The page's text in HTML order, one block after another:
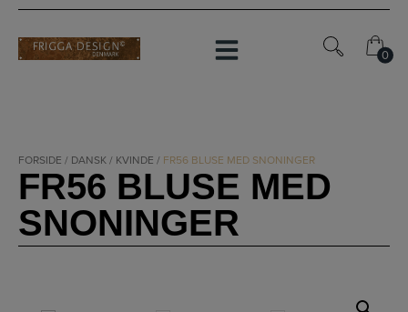
Hop
indholdet
0
0
FORSIDE / DANSK/ KVINDE / FR56 BLUSE MED SNONINGER
FR56 BLUSE MED
SNONINGER